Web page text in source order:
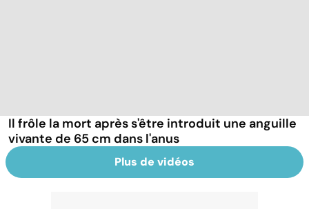
Il frôle la mort après s'être introduit une anguille
vivante de 65 cm dans l'anus
Plus de vidéos